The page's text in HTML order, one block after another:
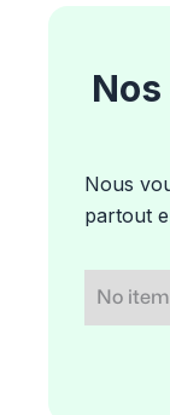
Nous
partout
No